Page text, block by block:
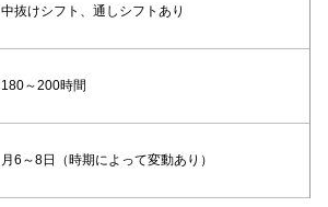
中抜けシフト、通しシフトあり
180～200時間
月6～8日（時期によって変動あり）